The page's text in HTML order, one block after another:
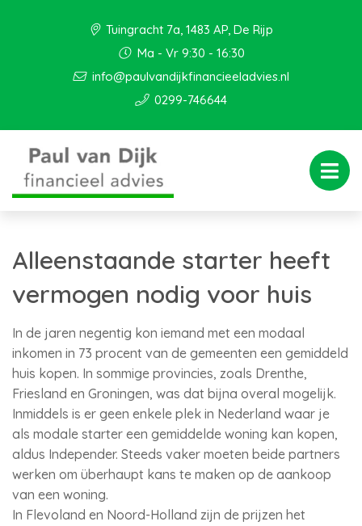
Tuingracht 7a, 1483 AP, De Rijp
Ma - Vr 9:30 - 16:30
info@paulvandijkfinancieeladvies.nl
0299-746644
Alleenstaande starter heeft
vermogen nodig voor huis
In de jaren negentig kon iemand met een modaal
inkomen in 73 procent van de gemeenten een gemiddeld
huis kopen. In sommige provincies, zoals Drenthe,
Friesland en Groningen, was dat bijna overal mogelijk.
Inmiddels is er geen enkele plek in Nederland waar je
als modale starter een gemiddelde woning kan kopen,
aldus Independer. Steeds vaker moeten beide partners
werken om überhaupt kans te maken op de aankoop
van een woning.
In Flevoland en Noord-Holland zijn de prijzen het